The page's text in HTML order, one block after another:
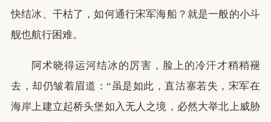
快结冰、干枯了，如何通行宋军海船？就是一般的小斗
舰也航行困难。
阿术晓得运河结冰的厉害，脸上的冷汗才稍稍褪
去，却仍皱着眉道：“虽是如此，直沽寨若失，宋军在
海岸上建立起桥头堡如入无人之境，必然大举北上威胁